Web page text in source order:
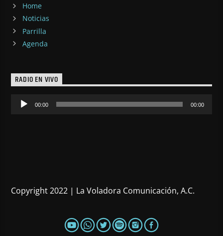
Home
Noticias
Parrilla
Agenda
RADIO EN VIVO
Reproductor
00:00 00:00
Copyright 2022 | La Voladora Comunicación, A.C.